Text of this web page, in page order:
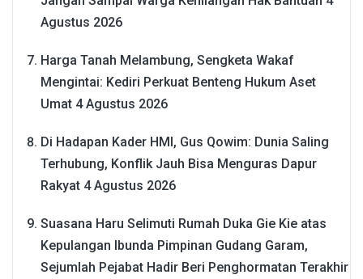
Agustus 2026
Harga Tanah Melambung, Sengketa Wakaf
Mengintai: Kediri Perkuat Benteng Hukum Aset
Umat 4 Agustus 2026
Di Hadapan Kader HMI, Gus Qowim: Dunia Saling
Terhubung, Konflik Jauh Bisa Menguras Dapur
Rakyat 4 Agustus 2026
Suasana Haru Selimuti Rumah Duka Gie Kie atas
Kepulangan Ibunda Pimpinan Gudang Garam,
Sejumlah Pejabat Hadir Beri Penghormatan Terakhir